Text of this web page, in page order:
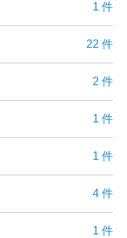
1 件
22 件
2 件
1 件
1 件
4 件
1 件